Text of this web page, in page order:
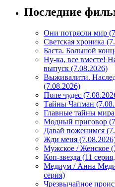
Последние
Они потрясли мир
Светская хроника
Баста. Большой
Ну-ка, все вместе!
выпуск (7.08.2026)
Выживалити.
(7.08.2026)
Поле чудес
Тайны Чапман
Главные тайны
Модный приговор
Давай поженимся
Жди меня
Мужское / Женское
Коп-звезда (11
Медиум / Анна
серия)
Чрезвычайное